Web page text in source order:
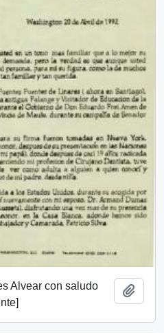
Alvear con saludo